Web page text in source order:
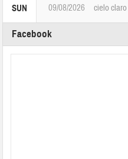
SUN 09/08/2026 cielo claro
Facebook